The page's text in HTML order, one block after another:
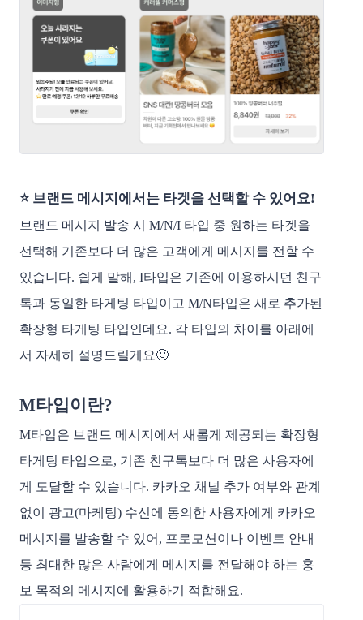
⭐️ 브랜드 메시지에서는 타겟을 선택할 수 있어요!
브랜드 메시지 발송 시 M/N/I 타입 중 원하는 타겟을
선택해 기존보다 더 많은 고객에게 메시지를 전할 수
있습니다. 쉽게 말해, I타입은 기존에 이용하시던 친구
톡과 동일한 타게팅 타입이고 M/N타입은 새로 추가된
확장형 타게팅 타입인데요. 각 타입의 차이를 아래에
서 자세히 설명드릴게요🙂
M타입이란?
M타입은 브랜드 메시지에서 새롭게 제공되는 확장형
타게팅 타입으로, 기존 친구톡보다 더 많은 사용자에
게 도달할 수 있습니다. 카카오 채널 추가 여부와 관계
없이 광고(마케팅) 수신에 동의한 사용자에게 카카오
메시지를 발송할 수 있어, 프로모션이나 이벤트 안내
등 최대한 많은 사람에게 메시지를 전달해야 하는 홍
보 목적의 메시지에 활용하기 적합해요.